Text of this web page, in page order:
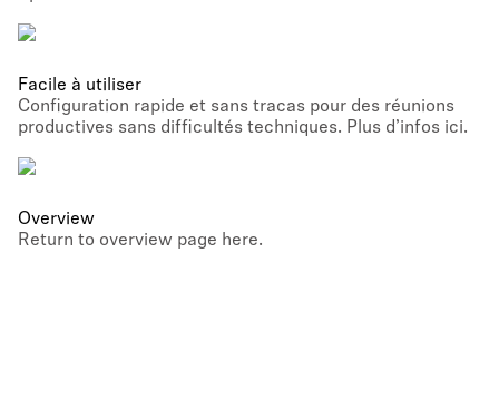
Facile à utiliser
Configuration rapide et sans tracas pour des réunions
productives sans difficultés techniques. Plus d’infos ici.
Overview
Return to overview page here.